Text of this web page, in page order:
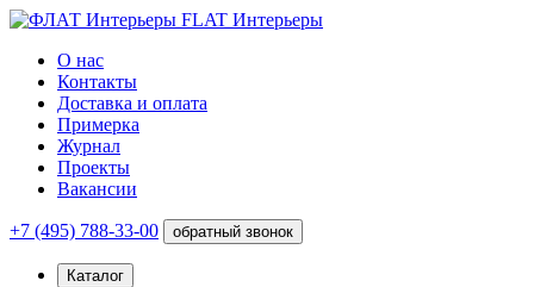
FLAT Интерьеры
О нас
Контакты
Доставка и оплата
Примерка
Журнал
Проекты
Вакансии
+7 (495) 788-33-00 обратный звонок
Каталог